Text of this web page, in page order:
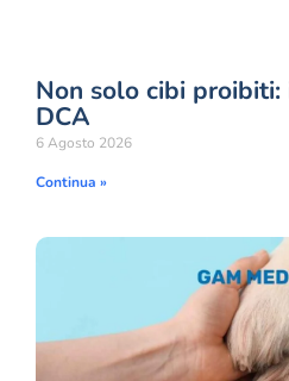
Non solo cibi
DCA
6 Agosto 2026
Continua »